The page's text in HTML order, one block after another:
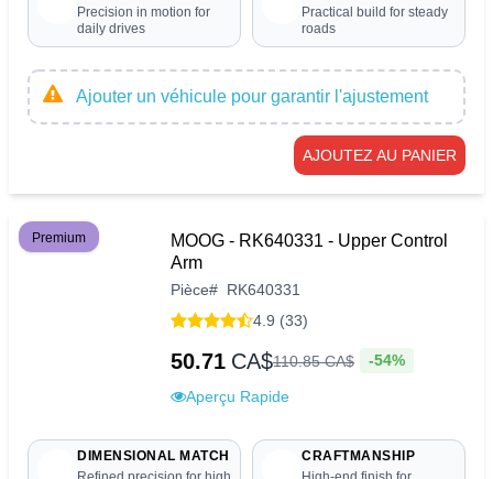
Precision in motion for
daily drives
Practical build for steady
roads
Ajouter un véhicule pour garantir l'ajustement
AJOUTEZ AU PANIER
Premium
MOOG - RK640331 - Upper Control
Arm
Pièce# RK640331
4.9 (33)
50.71 CA$110.85CA$ -54%
Aperçu Rapide
DIMENSIONAL MATCH
CRAFTMANSHIP